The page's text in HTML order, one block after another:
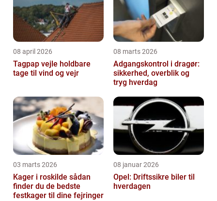
08 april 2026
Tagpap vejle holdbare
tage til vind og vejr
08 marts 2026
Adgangskontrol i dragør:
sikkerhed, overblik og
tryg hverdag
03 marts 2026
Kager i roskilde sådan
finder du de bedste
festkager til dine fejringer
08 januar 2026
Opel: Driftssikre biler til
hverdagen